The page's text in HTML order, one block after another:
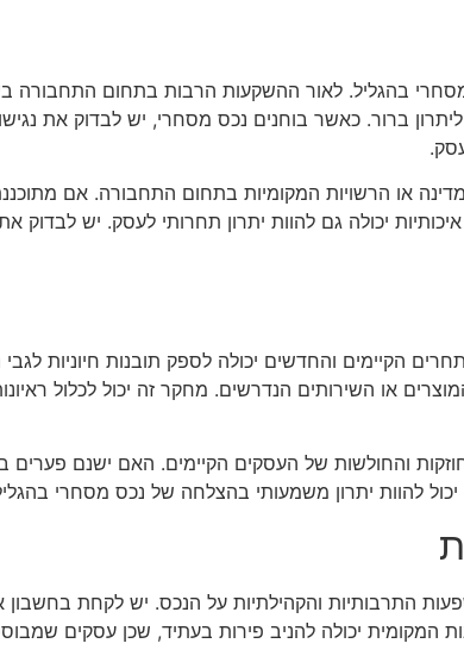
בהגליל. לאור ההשקעות הרבות בתחום התחבורה
ברור. כאשר בוחנים נכס מסחרי, יש לבדוק את
או הרשויות המקומיות בתחום התחבורה. אם
יכולה גם להוות יתרון תחרותי לעסק. יש לבדוק את
הקיימים והחדשים יכולה לספק תובנות חיוניות
או השירותים הנדרשים. מחקר זה יכול לכלול
והחולשות של העסקים הקיימים. האם ישנם פערים
להוות יתרון משמעותי בהצלחה של נכס מסחרי
התרבותיות והקהילתיות על הנכס. יש לקחת
המקומית יכולה להניב פירות בעתיד, שכן עסקים